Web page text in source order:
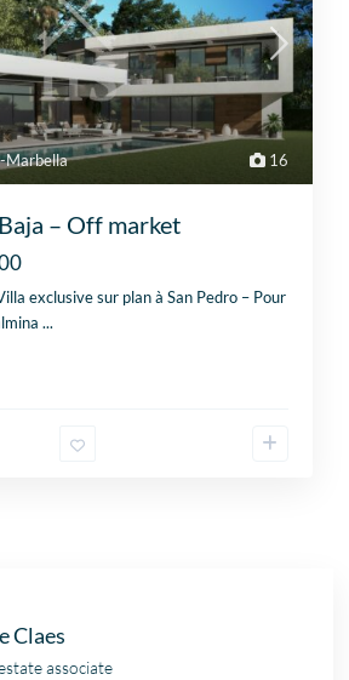
16
Marbella
– Off market
exclusive sur plan à San Pedro – Pour
...
Claes
associate